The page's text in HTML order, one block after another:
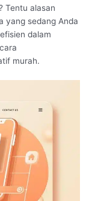
Tentu alasan
yang sedang Anda
dalam
murah.